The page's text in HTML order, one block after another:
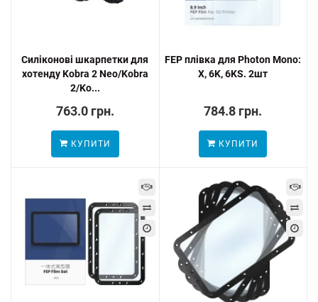
Cиліконові шкарпетки для
хотенду Kobra 2 Neo/Kobra
2/Ko...
763.0 грн.
КУПИТИ
FEP плівка для Photon Mono:
X, 6K, 6KS. 2шт
784.8 грн.
КУПИТИ